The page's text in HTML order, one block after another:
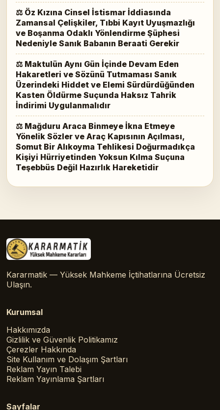
⚖ Öz Kızına Cinsel İstismar İddiasında
Zamansal Çelişkiler, Tıbbi Kayıt Uyuşmazlığı
ve Boşanma Odaklı Yönlendirme Şüphesi
Nedeniyle Sanık Babanın Beraati Gerekir
⚖ Maktulün Aynı Gün İçinde Devam Eden
Hakaretleri ve Sözünü Tutmaması Sanık
Üzerindeki Hiddet ve Elemi Sürdürdüğünden
Kasten Öldürme Suçunda Haksız Tahrik
İndirimi Uygulanmalıdır
⚖ Mağduru Araca Binmeye İkna Etmeye
Yönelik Sözler ve Araç Kapısının Açılması,
Somut Bir Alıkoyma Tehlikesi Doğurmadıkça
Kişiyi Hürriyetinden Yoksun Kılma Suçuna
Teşebbüs Değil Hazırlık Hareketidir
Kararmatik — Yüksek Mahkeme İçtihatlarına Ücretsiz
Ulaşın.
Kurumsal
Hakkımızda
Gizlilik ve Güvenlik Politikamız
Çerezler Hakkında
Site Kullanım ve Dolaşım Şartları
Reklam Yayın Talebi
Reklam Yayınlama Şartları
Sayfalar